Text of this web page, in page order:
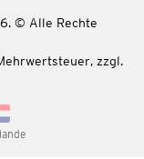
© Alle Rechte
zzgl.